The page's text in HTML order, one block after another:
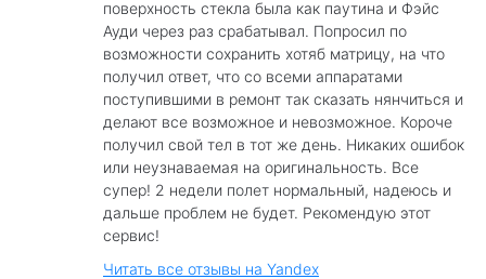
поверхность стекла была как паутина и Фэйс
Ауди через раз срабатывал. Попросил по
возможности сохранить хотяб матрицу, на что
получил ответ, что со всеми аппаратами
поступившими в ремонт так сказать нянчиться и
делают все возможное и невозможное. Короче
получил свой тел в тот же день. Никаких ошибок
или неузнаваемая на оригинальность. Все
супер! 2 недели полет нормальный, надеюсь и
дальше проблем не будет. Рекомендую этот
сервис!
Читать все отзывы на Yandex